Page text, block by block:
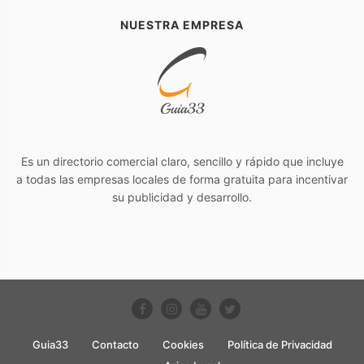
NUESTRA EMPRESA
Es un directorio comercial claro, sencillo y rápido que incluye
a todas las empresas locales de forma gratuita para incentivar
su publicidad y desarrollo.
Guia33 Contacto Cookies
Política de Privacidad